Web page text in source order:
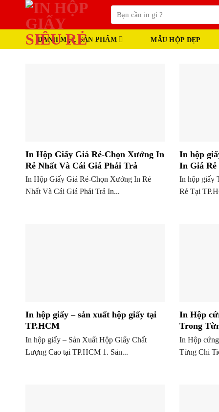
kiếm:
DANH MỤC SẢN PHẨM MẪU HỘP ĐẸP
In Hộp Giấy Giá Rẻ-Chọn Xưởng In
Rẻ Nhất Và Cái Giá Phải Trả
In Hộp Giấy Giá Rẻ-Chọn Xưởng In Rẻ
Nhất Và Cái Giá Phải Trả In...
In hộp
In Giá
In hộp giấy
Rẻ Tại
In hộp giấy – sản xuất hộp giấy tại
TP.HCM
In hộp giấy – Sản Xuất Hộp Giấy Chất
Lượng Cao tại TP.HCM 1. Sản...
In Hộp
Trong
In Hộp
Từng Chi